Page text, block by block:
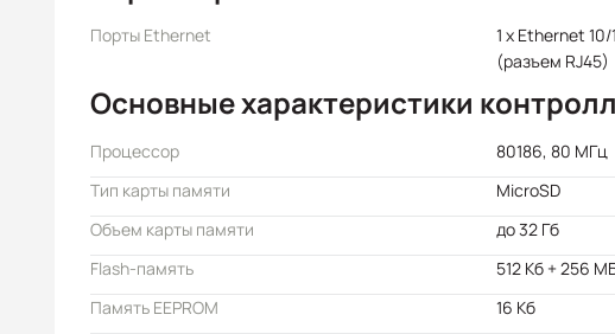
Порты Ethernet
1 x Ethernet
(разъем RJ45)
Основные характеристики
Процессор
80186, 80 МГц
Тип карты памяти
MicroSD
Объем карты памяти
до 32 Гб
Flash-память
512 Кб + 256
Память EEPROM
16 Кб